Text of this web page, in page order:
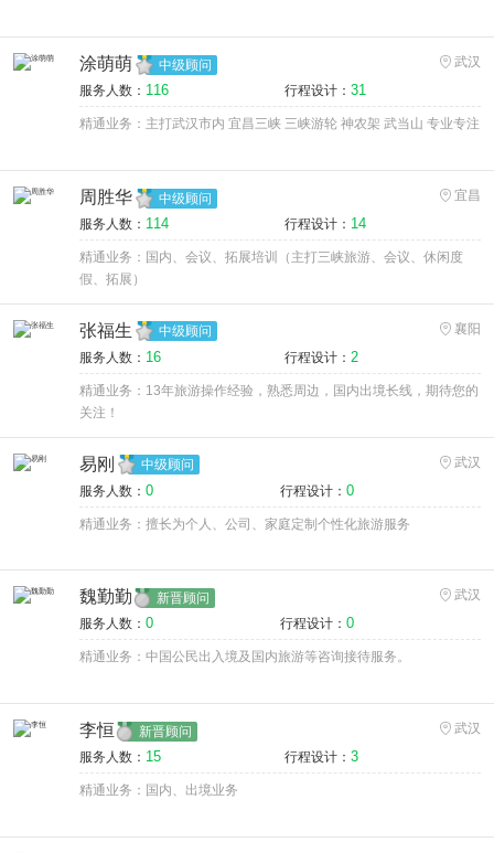
涂萌萌 中级顾问
武汉
服务人数： 116 行程设计： 31
精通业务：主打武汉市内 宜昌三峡 三峡游轮 神农架 武当山 专业专注
周胜华 中级顾问
宜昌
服务人数： 114 行程设计： 14
精通业务：国内、会议、拓展培训（主打三峡旅游、会议、休闲度
假、拓展）
张福生 中级顾问
襄阳
服务人数： 16 行程设计： 2
精通业务：13年旅游操作经验，熟悉周边，国内出境长线，期待您的
关注！
易刚 中级顾问
武汉
服务人数： 0 行程设计： 0
精通业务：擅长为个人、公司、家庭定制个性化旅游服务
魏勤勤 新晋顾问
武汉
服务人数： 0 行程设计： 0
精通业务：中国公民出入境及国内旅游等咨询接待服务。
李恒 新晋顾问
武汉
服务人数： 15 行程设计： 3
精通业务：国内、出境业务